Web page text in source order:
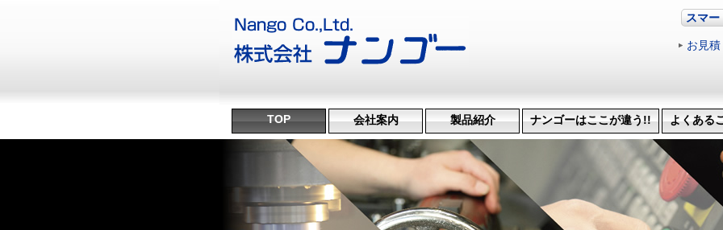
スマ
お見
TOP
会社案内
ミッション
会社概要
機械設備
沿革・受賞歴
製品紹介
機械加工
治具･省力化機械
試作・開発
特許技術
ナンゴーはここが違う!!
よくある